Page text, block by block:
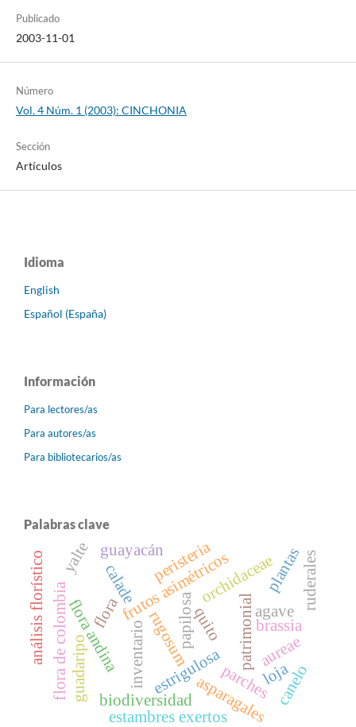
Publicado
2003-11-01
Número
Vol. 4 Núm. 1 (2003): CINCHONIA
Sección
Artículos
Idioma
English
Español (España)
Información
Para lectores/as
Para autores/as
Para bibliotecarios/as
Palabras clave
rugosum
estrigulosa
papilosa
frutos asimétricos
flora
inventario parches
patrimonial
quito
orchidaceae
biodiversidad
brassia
peristeria
agave
asparagales
flora andina aureae
estambres exertos
loja
flora de colombia
análisis florístico calade
guadaripo canelo
guayacán
yalte plantasruderales